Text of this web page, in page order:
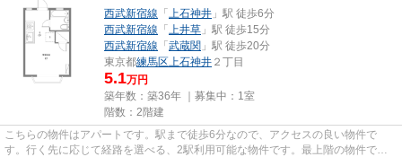
西武新宿線 「 上石神井 」駅 徒歩6分
西武新宿線 「 上井草 」駅 徒歩15分
西武新宿線 「 武蔵関 」駅 徒歩20分
東京都練馬区上石神井 ２丁目
5.1万円
築年数：築36年 ｜募集中： 1室
階数：2階建
こちらの物件はアパートです。駅まで徒歩6分なので、アクセスの良い物件で
す。行く先に応じて経路を選べる、2駅利用可能な物件です。最上階の物件で